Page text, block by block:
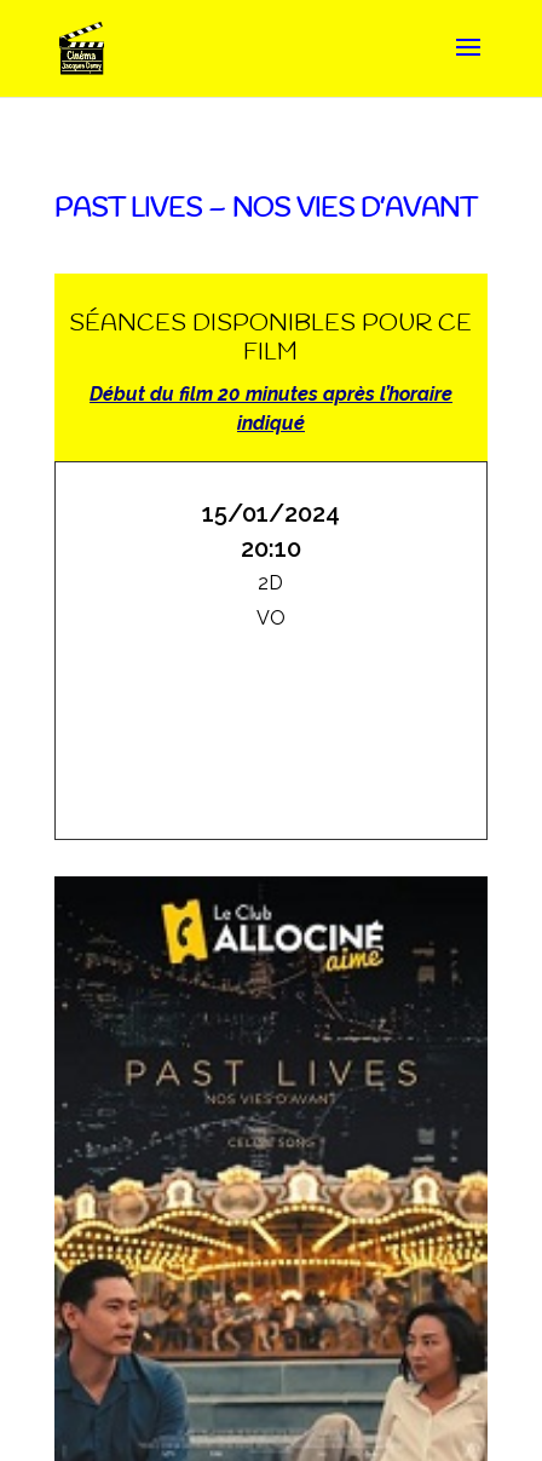
PAST LIVES – NOS VIES D’AVANT
SÉANCES DISPONIBLES POUR CE
FILM
Début du film 20 minutes après l’horaire
indiqué
15/01/2024
20:10
2D
VO